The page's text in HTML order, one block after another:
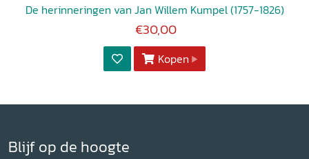
De herinneringen van Jan Willem Kumpel (1757-1826)
€30,00
Kopen
Blijf op de hoogte